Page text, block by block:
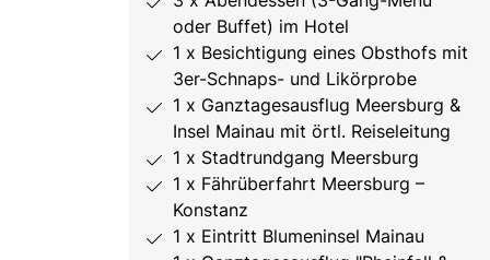
oder Buffet) im Hotel
1 x Besichtigung eines Obsthofs mit
3er-Schnaps- und Likörprobe
1 x Ganztagesausflug Meersburg &
Insel Mainau mit örtl. Reiseleitung
1 x Stadtrundgang Meersburg
1 x Fährüberfahrt Meersburg –
Konstanz
1 x Eintritt Blumeninsel Mainau